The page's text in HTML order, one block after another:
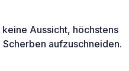
Aussicht, höchstens
aufzuschneiden.